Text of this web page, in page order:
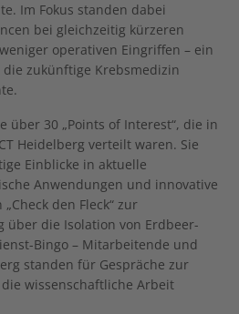
Im Fokus standen dabei
bei gleichzeitig kürzeren
operativen Eingriffen – ein
zukünftige Krebsmedizin
über 30 „Points of Interest“, die in
Heidelberg verteilt waren. Sie
Einblicke in aktuelle
Anwendungen und innovative
den Fleck“ zur
über die Isolation von Erdbeer-
Bingo – Mitarbeitende und
standen für Gespräche zur
wissenschaftliche Arbeit